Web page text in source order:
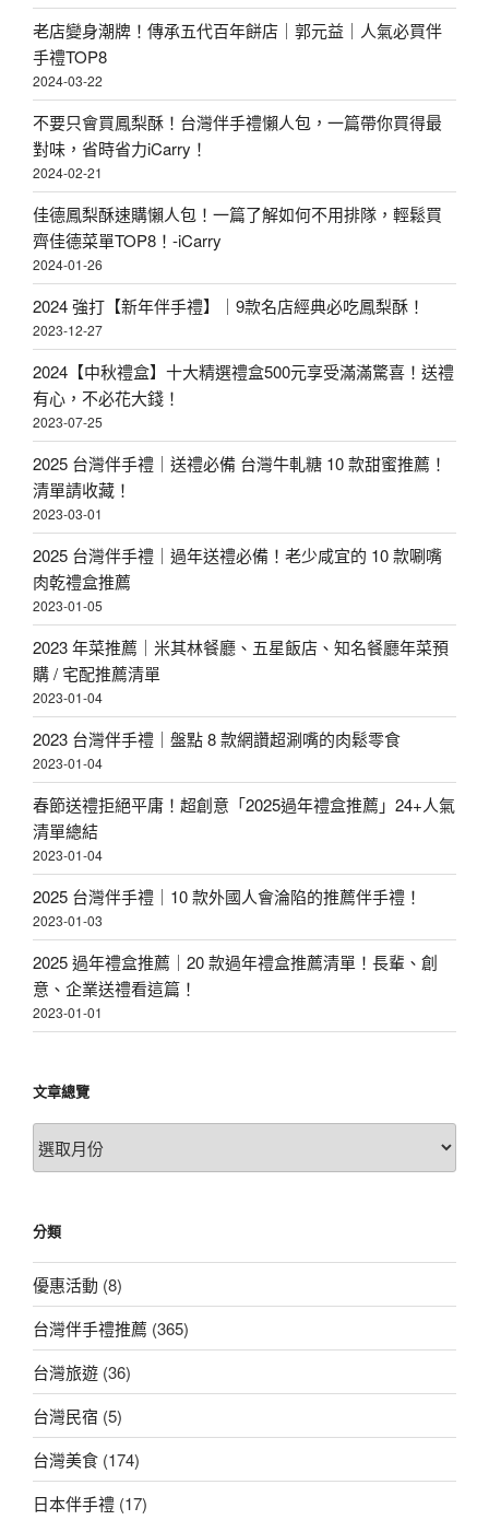
老店變身潮牌！傳承五代百年餅店｜郭元益｜人氣必買伴
手禮TOP8
2024-03-22
不要只會買鳳梨酥！台灣伴手禮懶人包，一篇帶你買得最
對味，省時省力iCarry！
2024-02-21
佳德鳳梨酥速購懶人包！一篇了解如何不用排隊，輕鬆買
齊佳德菜單TOP8！-iCarry
2024-01-26
2024 強打【新年伴手禮】｜9款名店經典必吃鳳梨酥！
2023-12-27
2024【中秋禮盒】十大精選禮盒500元享受滿滿驚喜！送禮
有心，不必花大錢！
2023-07-25
2025 台灣伴手禮｜送禮必備 台灣牛軋糖 10 款甜蜜推薦！
清單請收藏！
2023-03-01
2025 台灣伴手禮｜過年送禮必備！老少咸宜的 10 款唰嘴
肉乾禮盒推薦
2023-01-05
2023 年菜推薦｜米其林餐廳、五星飯店、知名餐廳年菜預
購 / 宅配推薦清單
2023-01-04
2023 台灣伴手禮｜盤點 8 款網讚超涮嘴的肉鬆零食
2023-01-04
春節送禮拒絕平庸！超創意「2025過年禮盒推薦」24+人氣
清單總結
2023-01-04
2025 台灣伴手禮｜10 款外國人會淪陷的推薦伴手禮！
2023-01-03
2025 過年禮盒推薦｜20 款過年禮盒推薦清單！長輩、創
意、企業送禮看這篇！
2023-01-01
文章總覽
文
章
分類
優惠活動 (8)
台灣伴手禮推薦 (365)
台灣旅遊 (36)
台灣民宿 (5)
台灣美食 (174)
日本伴手禮 (17)